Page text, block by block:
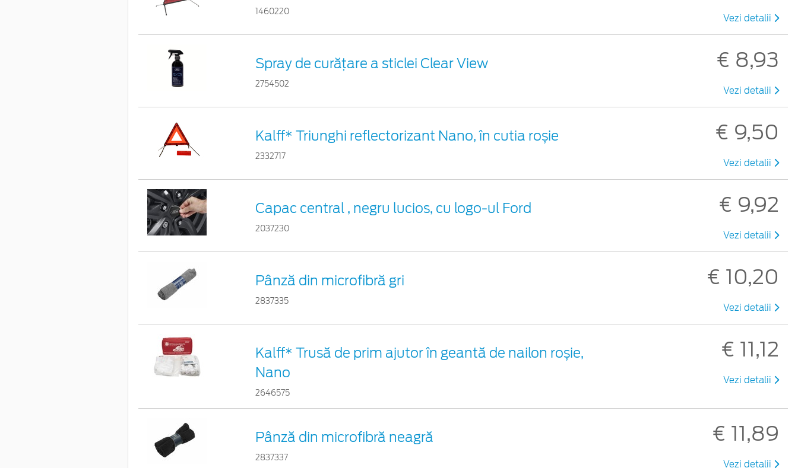
1460220
Vezi detalii
Spray de curățare a sticlei Clear View
2754502
€ 8,93
Vezi detalii
Kalff* Triunghi reflectorizant Nano, în cutia roșie
2332717
€ 9,50
Vezi detalii
Capac central , negru lucios, cu logo-ul Ford
2037230
€ 9,92
Vezi detalii
Pânză din microfibră gri
2837335
€ 10,20
Vezi detalii
Kalff* Trusă de prim ajutor în geantă de nailon roșie,
Nano
2646575
€ 11,12
Vezi detalii
Pânză din microfibră neagră
2837337
€ 11,89
Vezi detalii